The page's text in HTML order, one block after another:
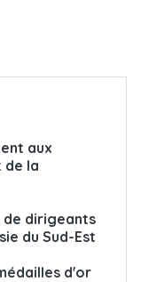
aux
de la
de dirigeants
du Sud-Est
d'or